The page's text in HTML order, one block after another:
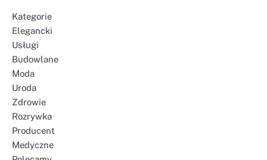
Kategorie
Elegancki
Usługi
Budowlane
Moda
Uroda
Zdrowie
Rozrywka
Producent
Medyczne